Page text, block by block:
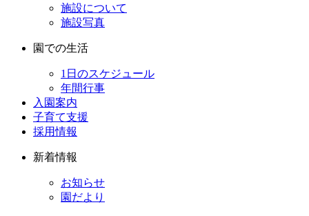
施設について
施設写真
園での生活
1日のスケジュール
年間行事
入園案内
子育て支援
採用情報
新着情報
お知らせ
園だより